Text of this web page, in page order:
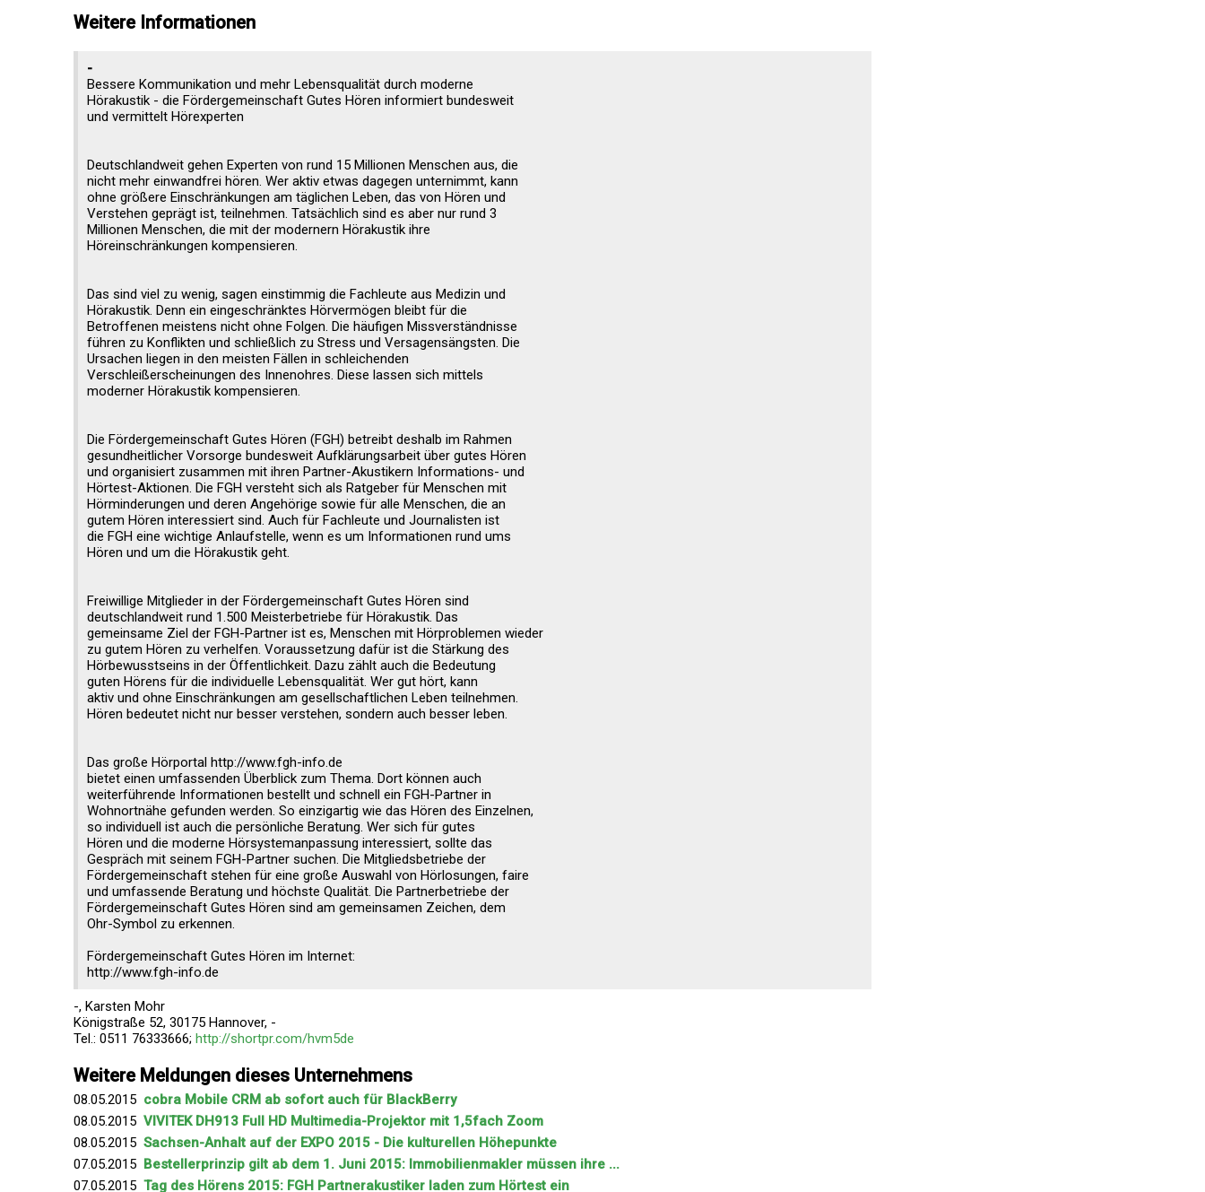
Weitere Informationen
-
Bessere Kommunikation und mehr Lebensqualität durch moderne
Hörakustik - die Fördergemeinschaft Gutes Hören informiert bundesweit
und vermittelt Hörexperten
Deutschlandweit gehen Experten von rund 15 Millionen Menschen aus, die
nicht mehr einwandfrei hören. Wer aktiv etwas dagegen unternimmt, kann
ohne größere Einschränkungen am täglichen Leben, das von Hören und
Verstehen geprägt ist, teilnehmen. Tatsächlich sind es aber nur rund 3
Millionen Menschen, die mit der modernern Hörakustik ihre
Höreinschränkungen kompensieren.
Das sind viel zu wenig, sagen einstimmig die Fachleute aus Medizin und
Hörakustik. Denn ein eingeschränktes Hörvermögen bleibt für die
Betroffenen meistens nicht ohne Folgen. Die häufigen Missverständnisse
führen zu Konflikten und schließlich zu Stress und Versagensängsten. Die
Ursachen liegen in den meisten Fällen in schleichenden
Verschleißerscheinungen des Innenohres. Diese lassen sich mittels
moderner Hörakustik kompensieren.
Die Fördergemeinschaft Gutes Hören (FGH) betreibt deshalb im Rahmen
gesundheitlicher Vorsorge bundesweit Aufklärungsarbeit über gutes Hören
und organisiert zusammen mit ihren Partner-Akustikern Informations- und
Hörtest-Aktionen. Die FGH versteht sich als Ratgeber für Menschen mit
Hörminderungen und deren Angehörige sowie für alle Menschen, die an
gutem Hören interessiert sind. Auch für Fachleute und Journalisten ist
die FGH eine wichtige Anlaufstelle, wenn es um Informationen rund ums
Hören und um die Hörakustik geht.
Freiwillige Mitglieder in der Fördergemeinschaft Gutes Hören sind
deutschlandweit rund 1.500 Meisterbetriebe für Hörakustik. Das
gemeinsame Ziel der FGH-Partner ist es, Menschen mit Hörproblemen wieder
zu gutem Hören zu verhelfen. Voraussetzung dafür ist die Stärkung des
Hörbewusstseins in der Öffentlichkeit. Dazu zählt auch die Bedeutung
guten Hörens für die individuelle Lebensqualität. Wer gut hört, kann
aktiv und ohne Einschränkungen am gesellschaftlichen Leben teilnehmen.
Hören bedeutet nicht nur besser verstehen, sondern auch besser leben.
Das große Hörportal http://www.fgh-info.de
bietet einen umfassenden Überblick zum Thema. Dort können auch
weiterführende Informationen bestellt und schnell ein FGH-Partner in
Wohnortnähe gefunden werden. So einzigartig wie das Hören des Einzelnen,
so individuell ist auch die persönliche Beratung. Wer sich für gutes
Hören und die moderne Hörsystemanpassung interessiert, sollte das
Gespräch mit seinem FGH-Partner suchen. Die Mitgliedsbetriebe der
Fördergemeinschaft stehen für eine große Auswahl von Hörlosungen, faire
und umfassende Beratung und höchste Qualität. Die Partnerbetriebe der
Fördergemeinschaft Gutes Hören sind am gemeinsamen Zeichen, dem
Ohr-Symbol zu erkennen.
Fördergemeinschaft Gutes Hören im Internet:
http://www.fgh-info.de
-, Karsten Mohr
Königstraße 52, 30175 Hannover, -
Tel.: 0511 76333666; http://shortpr.com/hvm5de
Weitere Meldungen dieses Unternehmens
08.05.2015 cobra Mobile CRM ab sofort auch für BlackBerry
08.05.2015 VIVITEK DH913 Full HD Multimedia-Projektor mit 1,5fach Zoom
08.05.2015 Sachsen-Anhalt auf der EXPO 2015 - Die kulturellen Höhepunkte
07.05.2015 Bestellerprinzip gilt ab dem 1. Juni 2015: Immobilienmakler müssen ihre ...
07.05.2015 Tag des Hörens 2015: FGH Partnerakustiker laden zum Hörtest ein